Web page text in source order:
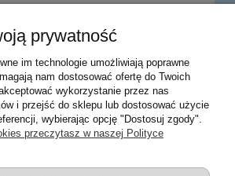
o dostępności
Warunki zakupów
Moje konto
Informacje o sklepie
prywatność
im technologie umożliwiają poprawne
nam dostosować ofertę do Twoich
wykorzystanie przez nas
i przejść do sklepu lub dostosować użycie
wybierając opcję "Dostosuj zgody".
przeczytasz w naszej Polityce